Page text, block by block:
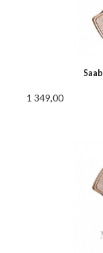
1 349,00